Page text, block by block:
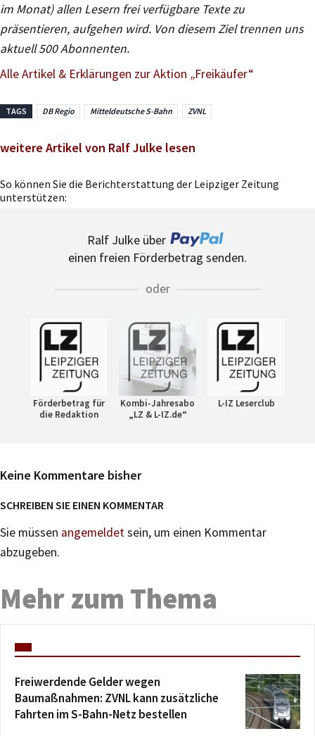
im Monat) allen Lesern frei verfügbare Texte zu
präsentieren, aufgehen wird. Von diesem Ziel trennen uns
aktuell 500 Abonnenten.
Alle Artikel & Erklärungen zur Aktion „Freikäufer“
TAGS DB Regio Mitteldeutsche S-Bahn ZVNL
weitere Artikel von Ralf Julke lesen
So können Sie die Berichterstattung der Leipziger Zeitung
unterstützen:
Ralf Julke über
einen freien Förderbetrag senden.
oder
Förderbetrag für
die Redaktion
Kombi-Jahresabo
„LZ & L-IZ.de“
L-IZ Leserclub
Keine Kommentare bisher
SCHREIBEN SIE EINEN KOMMENTAR
Sie müssen angemeldetsein, um einen Kommentar
abzugeben.
Mehr zum Thema
Freiwerdende Gelder wegen
Baumaßnahmen: ZVNL kann zusätzliche
Fahrten im S-Bahn-Netz bestellen